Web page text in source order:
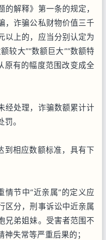
解释》第一条的规定，
，诈骗公私财物价值三千
以上的，应当分别认定为
较大”“数额巨大”“数额特
原有的幅度范围改变成全
经处理，诈骗数额累计计
。
到相应数额标准，具有下
情节中“近亲属”的定义应
区分，刑事诉讼中近亲属
兄弟姐妹。受害者范围不
失常等严重后果的；